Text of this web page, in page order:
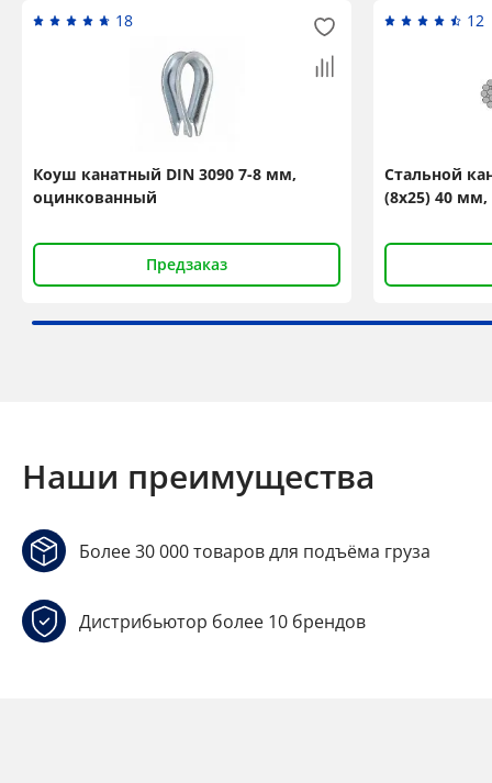
18
Коуш канатный DIN 3090 7-8 мм,
оцинкованный
Предзаказ
12
Стальной
(8x25) 40 мм,
Наши преимущества
Более 30 000 товаров для подъёма груза
Дистрибьютор более 10 брендов